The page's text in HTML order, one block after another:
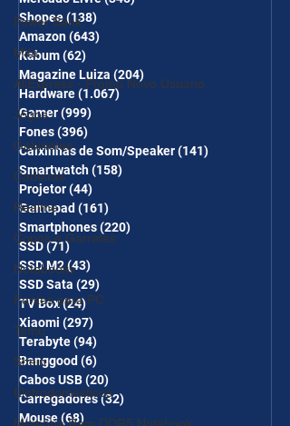
Power Bank
Mifa
AliExpress - Promo Novo Usuário
Jogos
Gabinetes
Cadeiras
Realme
Copos e Garrafas
Notebooks
Fontes para PC
Temu
Shein
Eletrodomésticos
Shopee(138)
Amazon(643)
Kabum(62)
Magazine Luiza (204)
Hardware(1.067)
Gamer(999)
Fones(396)
Caixinhas de Som/Speaker(141)
Smartwatch(158)
Projetor(44)
Gamepad (161)
Smartphones(220)
SSD(71)71 posts
SSD M2(43)
SSD Sata (29)
TV Box(24)24 posts
Xiaomi (297)
Terabyte(94)
Banggood (6)
Cabos USB(20)
Carregadores(32)
Mouse(68)68 posts